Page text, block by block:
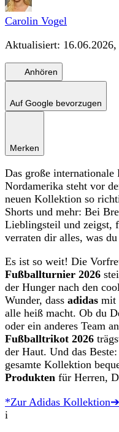
Carolin Vogel
Aktualisiert: 16.06.2026,
Anhören
Auf Google bevorzugen
Merken
Das große
Nordamerika steht vor
neuen Kollektion so
Shorts und mehr: Bei
Lieblingsteil und zeigst,
verraten dir alles, was
Es ist so weit! Die
Fußballturnier 2026
der Hunger nach den
Wunder, dass adidas mit
alle heiß macht. Ob du
oder ein anderes Team
Fußballtrikot 2026
der Haut. Und das
gesamte Kollektion
Produkten für Herren,
*Zur Adidas Kollektion➔
i